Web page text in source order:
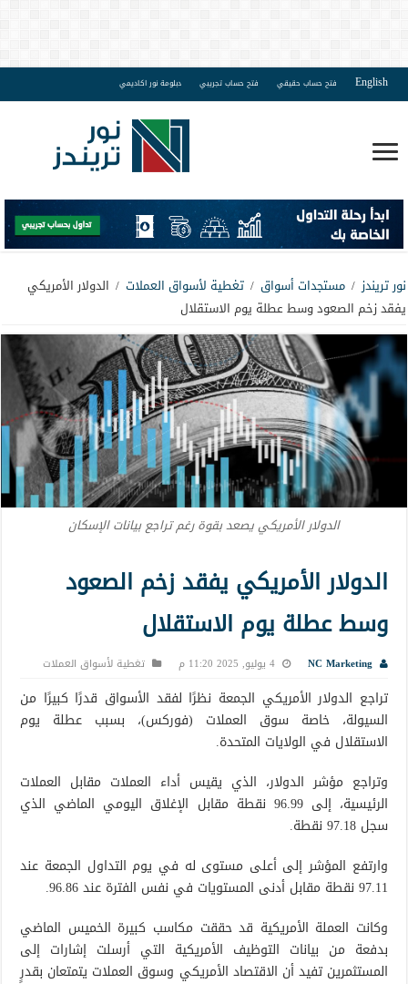
English فتح حساب حقيقي فتح حساب تجريبي دبلومة نور اكاديمي
نور تريندز / مستجدات أسواق / تغطية لأسواق العملات / الدولار الأمريكي
يفقد زخم الصعود وسط عطلة يوم الاستقلال
الدولار الأمريكي يصعد بقوة رغم تراجع بيانات الإسكان
الدولار الأمريكي يفقد زخم الصعود
وسط عطلة يوم الاستقلال
NC Marketing 4 يوليو, 2025 11:20 م تغطية لأسواق العملات
تراجع الدولار الأمريكي الجمعة نظرًا لفقد الأسواق قدرًا كبيرًا من
السيولة، خاصة سوق العملات (فوركس)، بسبب عطلة يوم
الاستقلال في الولايات المتحدة.
وتراجع مؤشر الدولار، الذي يقيس أداء العملات مقابل العملات
الرئيسية، إلى 96.99 نقطة مقابل الإغلاق اليومي الماضي الذي
سجل 97.18 نقطة.
وارتفع المؤشر إلى أعلى مستوى له في يوم التداول الجمعة عند
97.11 نقطة مقابل أدنى المستويات في نفس الفترة عند 96.86.
وكانت العملة الأمريكية قد حققت مكاسب كبيرة الخميس الماضي
بدفعة من بيانات التوظيف الأمريكية التي أرسلت إشارات إلى
المستثمرين تفيد أن الاقتصاد الأمريكي وسوق العملات يتمتعان بقدرٍ